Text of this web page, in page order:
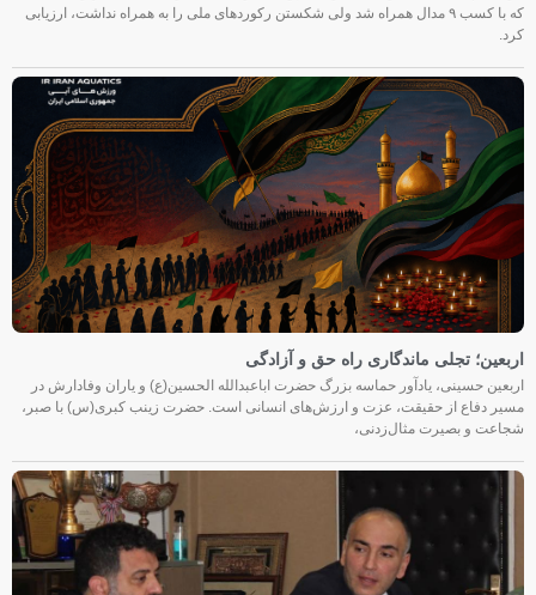
که با کسب ۹ مدال همراه شد ولی شکستن رکوردهای ملی را به همراه نداشت، ارزیابی
کرد.
اربعین؛ تجلی ماندگاری راه حق و آزادگی
اربعین حسینی، یادآور حماسه بزرگ حضرت اباعبدالله الحسین(ع) و یاران وفادارش در
مسیر دفاع از حقیقت، عزت و ارزش‌های انسانی است. حضرت زینب کبری(س) با صبر،
شجاعت و بصیرت مثال‌زدنی،